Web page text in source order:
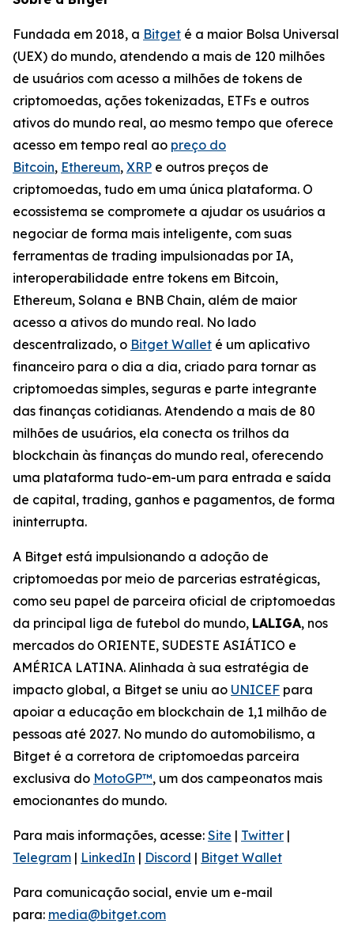
Fundada em 2018, a Bitget é a maior Bolsa Universal
(UEX) do mundo, atendendo a mais de 120 milhões
de usuários com acesso a milhões de tokens de
criptomoedas, ações tokenizadas, ETFs e outros
ativos do mundo real, ao mesmo tempo que oferece
acesso em tempo real ao preço do
Bitcoin, Ethereum, XRP e outros preços de
criptomoedas, tudo em uma única plataforma. O
ecossistema se compromete a ajudar os usuários a
negociar de forma mais inteligente, com suas
ferramentas de trading impulsionadas por IA,
interoperabilidade entre tokens em Bitcoin,
Ethereum, Solana e BNB Chain, além de maior
acesso a ativos do mundo real. No lado
descentralizado, o Bitget Wallet é um aplicativo
financeiro para o dia a dia, criado para tornar as
criptomoedas simples, seguras e parte integrante
das finanças cotidianas. Atendendo a mais de 80
milhões de usuários, ela conecta os trilhos da
blockchain às finanças do mundo real, oferecendo
uma plataforma tudo-em-um para entrada e saída
de capital, trading, ganhos e pagamentos, de forma
ininterrupta.
A Bitget está impulsionando a adoção de
criptomoedas por meio de parcerias estratégicas,
como seu papel de parceira oficial de criptomoedas
da principal liga de futebol do mundo, LALIGA, nos
mercados do ORIENTE, SUDESTE ASIÁTICO e
AMÉRICA LATINA. Alinhada à sua estratégia de
impacto global, a Bitget se uniu ao UNICEF para
apoiar a educação em blockchain de 1,1 milhão de
pessoas até 2027. No mundo do automobilismo, a
Bitget é a corretora de criptomoedas parceira
exclusiva do MotoGP™, um dos campeonatos mais
emocionantes do mundo.
Para mais informações, acesse: Site | Twitter |
Telegram | LinkedIn | Discord | Bitget Wallet
Para comunicação social, envie um e-mail
para: media@bitget.com